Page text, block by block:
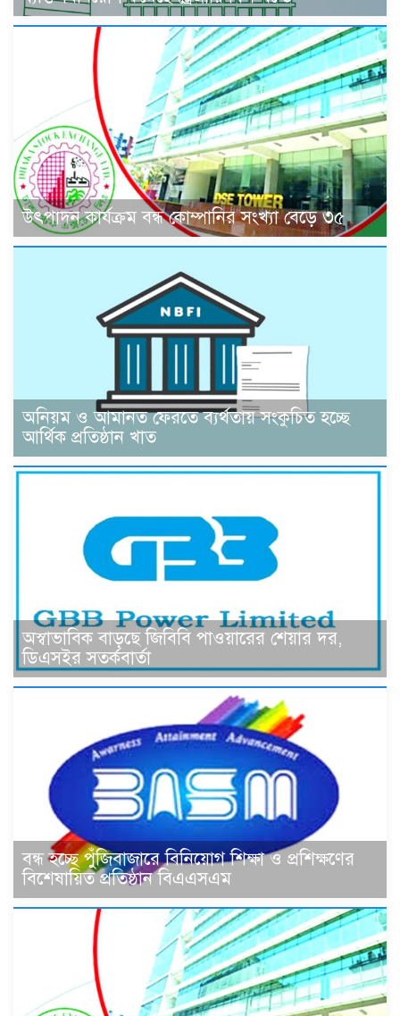
উৎপাদন কার্যক্রম বন্ধ কোম্পানির সংখ্যা বেড়ে ৩৫
অনিয়ম ও আমানত ফেরতে ব্যর্থতায় সংকুচিত হচ্ছে
আর্থিক প্রতিষ্ঠান খাত
অস্বাভাবিক বাড়ছে জিবিবি পাওয়ারের শেয়ার দর,
ডিএসইর সতর্কবার্তা
বন্ধ হচ্ছে পুঁজিবাজারে বিনিয়োগ শিক্ষা ও প্রশিক্ষণের
বিশেষায়িত প্রতিষ্ঠান বিএএসএম